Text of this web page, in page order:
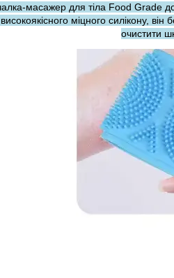
масажер для тіла Food Grade
міцного силікону,
очистити